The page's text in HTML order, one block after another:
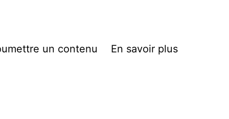
un contenu En savoir plus